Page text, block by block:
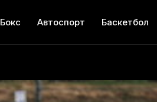
Бокс Автоспорт Баскетбол